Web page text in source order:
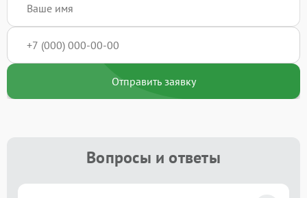
Отправить заявку
Вопросы и ответы